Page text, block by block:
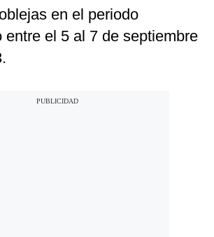
en el periodo
entre el 5 al 7 de septiembre